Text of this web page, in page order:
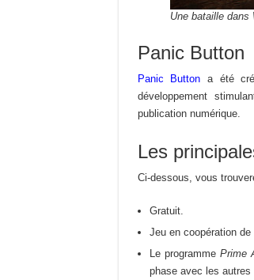
Une bataille dans
Panic Button
Panic Button a été
développement
publication numérique.
Les
Ci-dessous, vous
Gratuit.
Jeu en coopération
Le programmePrime
phase avec les